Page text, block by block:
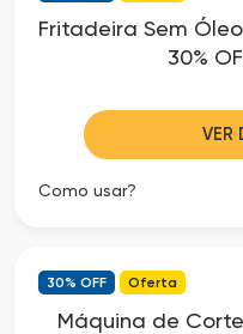
Fritadeira Sem
30%
VER
Como usar?
30% OFF Oferta
Máquina de